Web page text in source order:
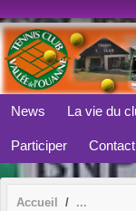
News La vie du
Participer
Accueil